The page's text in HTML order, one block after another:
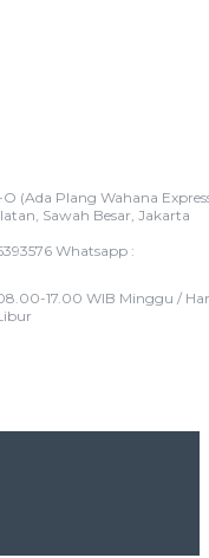
(Ada Plang Wahana
Sawah Besar, Jakarta
Whatsapp :
17.00 WIB Minggu /